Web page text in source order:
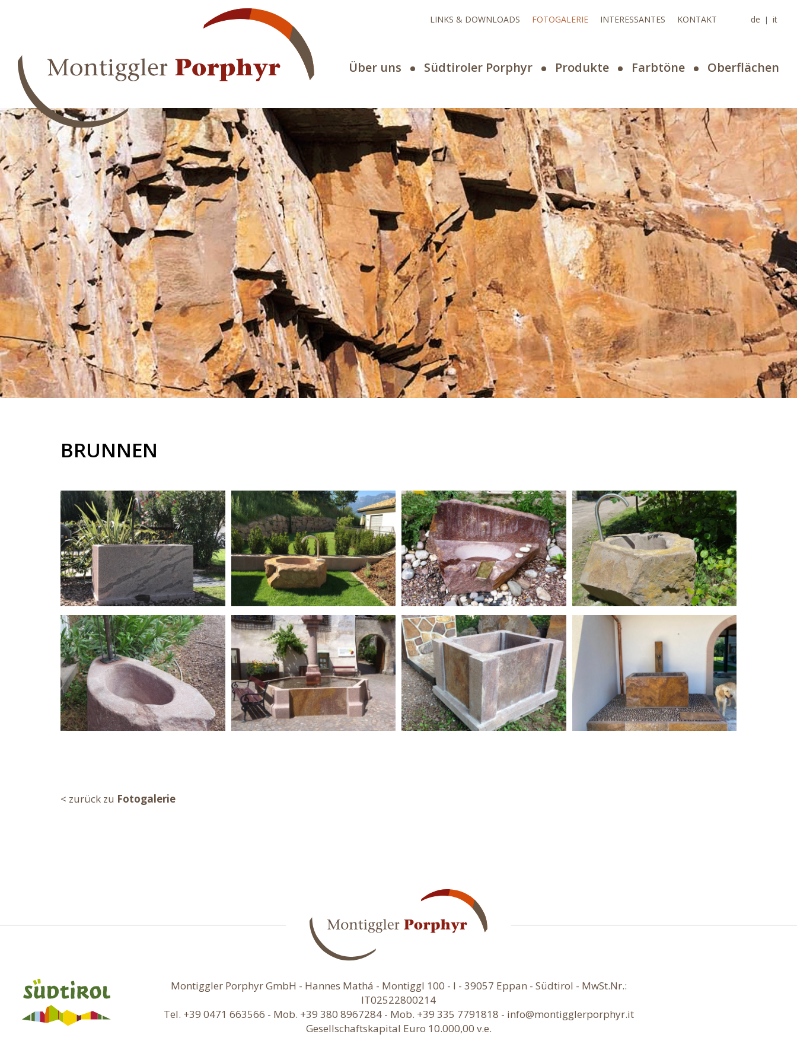
LINKS & DOWNLOADS FOTOGALERIE INTERESSANTES KONTAKT de | it
Über uns Südtiroler Porphyr Produkte Farbtöne Oberflächen
BRUNNEN
< zurück zu Fotogalerie
Montiggler Porphyr GmbH - Hannes Mathá - Montiggl 100 - I - 39057 Eppan - Südtirol - MwSt.Nr.:
IT02522800214
Tel. +39 0471 663566 - Mob. +39 380 8967284 - Mob. +39 335 7791818 - info@montigglerporphyr.it
Gesellschaftskapital Euro 10.000,00 v.e.